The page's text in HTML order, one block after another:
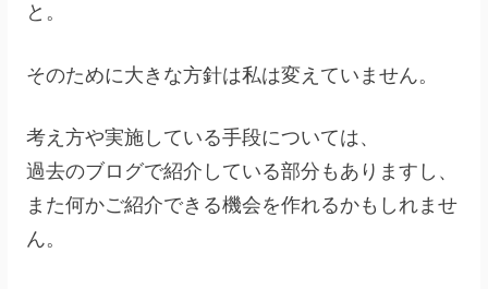
と。
そのために大きな方針は私は変えていません。
考え方や実施している手段については、
過去のブログで紹介している部分もありますし、
また何かご紹介できる機会を作れるかもしれませ
ん。